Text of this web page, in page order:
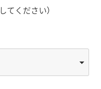
てください）